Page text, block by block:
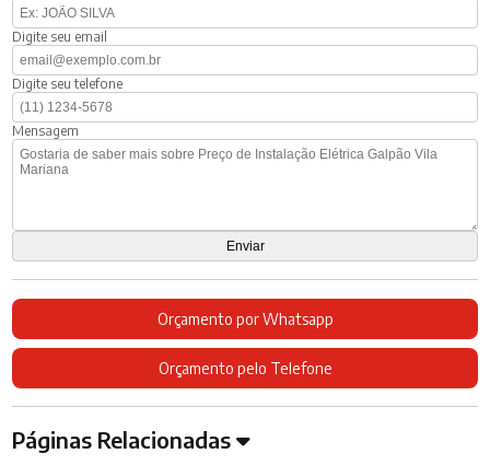
Digite seu email
Digite seu telefone
Mensagem
Orçamento por Whatsapp
Orçamento pelo Telefone
Páginas Relacionadas